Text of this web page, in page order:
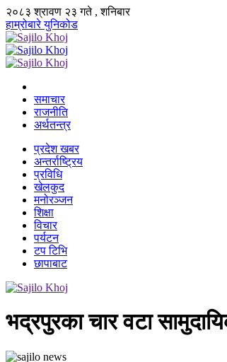
२०८३ श्रावण २३ गते , शनिबार
हाम्रोबारेयुनिकोड
समाचार
राजनीति
अर्थतन्त्र
प्रदेश खबर
अन्तर्राष्ट्रिय
प्रविधि
खेलकुद
मनोरञ्जन
शिक्षा
विचार
पर्यटन
टप टिभि
छापाबाट
भद्रपुरका चार वटा